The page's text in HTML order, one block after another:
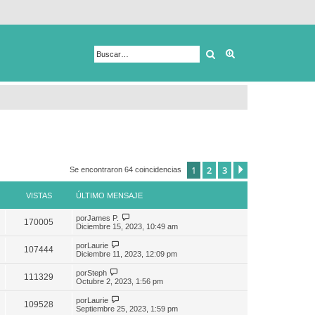
Buscar
Se encontraron 64 coincidencias 1 2 3
VISTAS ÚLTIMO MENSAJE
170005 porJames P.
Diciembre 15, 2023, 10:49 am
107444 porLaurie
Diciembre 11, 2023, 12:09 pm
111329 porSteph
Octubre 2, 2023, 1:56 pm
109528 porLaurie
Septiembre 25, 2023, 1:59 pm